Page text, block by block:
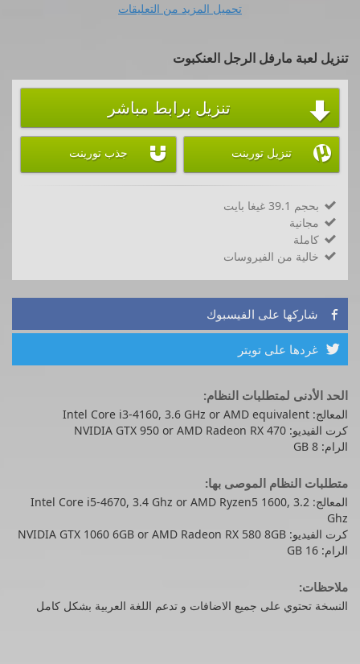
تحميل المزيد من التعليقات
تنزيل لعبة مارفل الرجل العنكبوت
 تنزيل برابط مباشر
 تنزيل تورينت  جذب تورينت
 بحجم 39.1 غيغا بايت
 مجانية
 كاملة
 خالية من الفيروسات
 شاركها على الفيسبوك
 غردها على تويتر
الحد الأدنى لمتطلبات النظام:
المعالج: Intel Core i3-4160, 3.6 GHz or AMD equivalent
كرت الفيديو: NVIDIA GTX 950 or AMD Radeon RX 470
الرام: 8 GB
متطلبات النظام الموصى بها:
المعالج: Intel Core i5-4670, 3.4 Ghz or AMD Ryzen5 1600, 3.2
Ghz
كرت الفيديو: NVIDIA GTX 1060 6GB or AMD Radeon RX 580 8GB
الرام: 16 GB
ملاحظات:
النسخة تحتوي على جميع الاضافات و تدعم اللغة العربية بشكل كامل